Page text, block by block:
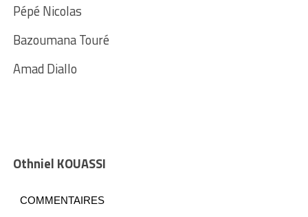
Pépé Nicolas
Bazoumana Touré
Amad Diallo
Othniel KOUASSI
COMMENTAIRES